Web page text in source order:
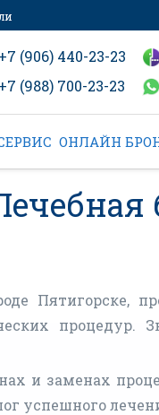
+7 (906) 440-23-23
+7 (988) 700-23-23
ОНЛАЙН
Пятигорске,
процедур.
и заменах
успешного